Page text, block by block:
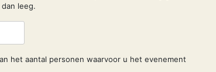
leeg.
het aantal personen waarvoor u het evenement